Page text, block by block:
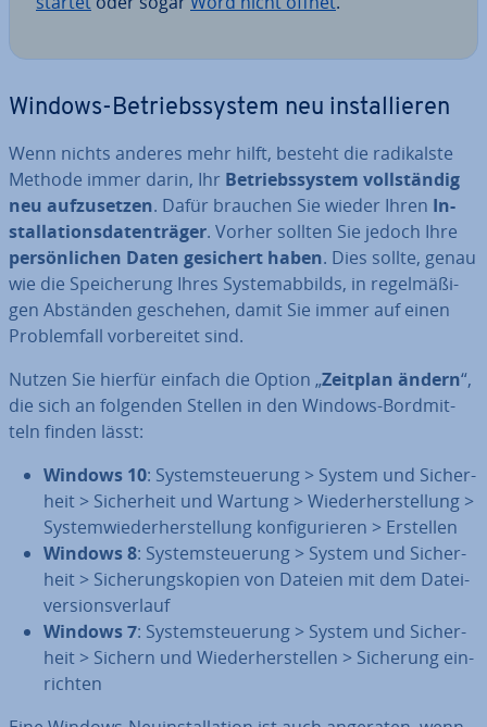
Windows-Be­triebs­sys­tem neu in­stal­lie­ren
Wenn nichts anderes mehr hilft, besteht die ra­di­kals­te
Methode immer darin, Ihr Be­triebs­sys­tem voll­stän­dig
neu auf­zu­set­zen. Dafür brauchen Sie wieder Ihren In­
stal­la­ti­ons­da­ten­trä­ger. Vorher sollten Sie jedoch Ihre
per­sön­li­chen Daten gesichert haben. Dies sollte, genau
wie die Spei­che­rung Ihres Sys­tem­ab­bilds, in re­gel­mä­ßi­
gen Abständen geschehen, damit Sie immer auf einen
Pro­blem­fall vor­be­rei­tet sind.
Nutzen Sie hierfür einfach die Option „Zeitplan ändern“,
die sich an folgenden Stellen in den Windows-Bord­mit­
teln finden lässt:
Windows 10: Sys­tem­steue­rung > System und Si­cher­
heit > Si­cher­heit und Wartung > Wie­der­her­stel­lung >
Sys­tem­wie­der­her­stel­lung kon­fi­gu­rie­ren > Erstellen
Windows 8: Sys­tem­steue­rung > System und Si­cher­
heit > Si­che­rungs­ko­pien von Dateien mit dem Da­tei­
ver­si­ons­ver­lauf
Windows 7: Sys­tem­steue­rung > System und Si­cher­
heit > Sichern und Wie­der­her­stel­len > Sicherung ein­
rich­ten